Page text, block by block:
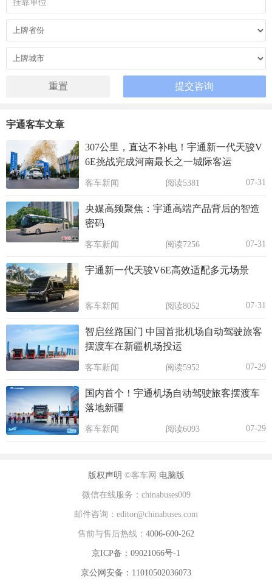
宇通客车文章
307公里，直达不补电！宇通新一代天骏V
6E挑战完成河南最长之一城际客运
客车新闻 阅读5381 07-31
央媒高频聚焦：宇通高端产品背后的智造
密码
客车新闻 阅读7256 07-31
宇通新一代天骏V6E高效适配多元场景
客车新闻 阅读8052 07-31
智启丝路国门 中国首批机场自动驾驶旅客
摆渡车在新疆机场投运
客车新闻 阅读5952 07-29
国内首个！宇通机场自动驾驶旅客摆渡车
落地新疆
客车新闻 阅读6093 07-29
版权声明 ©客车网 电脑版
微信在线服务：chinabuses009
邮件咨询：editor@chinabuses.com
售前与售后热线： 4006-600-262
京ICP备：09021066号-1
京公网安备：11010502036073